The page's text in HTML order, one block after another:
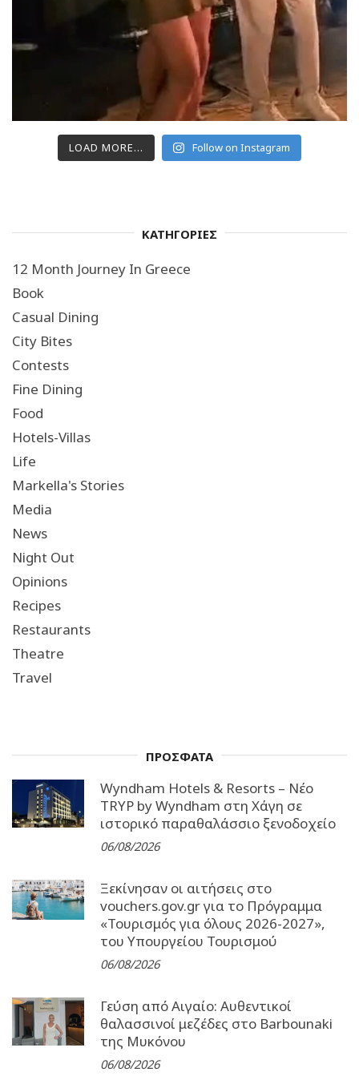
LOAD MORE... Follow on Instagram
ΚΑΤΗΓΟΡΙΕΣ
12 Month Journey In Greece
Book
Casual Dining
City Bites
Contests
Fine Dining
Food
Hotels-Villas
Life
Markella's Stories
Media
News
Night Out
Opinions
Recipes
Restaurants
Theatre
Travel
ΠΡΟΣΦΑΤΑ
Wyndham Hotels & Resorts – Νέο
TRYP by Wyndham στη Χάγη σε
ιστορικό παραθαλάσσιο ξενοδοχείο
06/08/2026
Ξεκίνησαν οι αιτήσεις στο
vouchers.gov.gr για το Πρόγραμμα
«Τουρισμός για όλους 2026-2027»,
του Υπουργείου Τουρισμού
06/08/2026
Γεύση από Αιγαίο: Αυθεντικοί
θαλασσινοί μεζέδες στο Barbounaki
της Μυκόνου
06/08/2026